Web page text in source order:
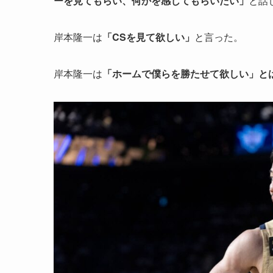
岸本隆一は 「CSを見て欲しい」 と言った。
岸本隆一は 「ホームで僕らを勝たせて欲しい」